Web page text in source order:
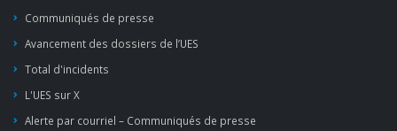
Communiqués de presse
Avancement des dossiers de l’UES
Total d'incidents
L'UES sur X
Alerte par courriel – Communiqués de presse